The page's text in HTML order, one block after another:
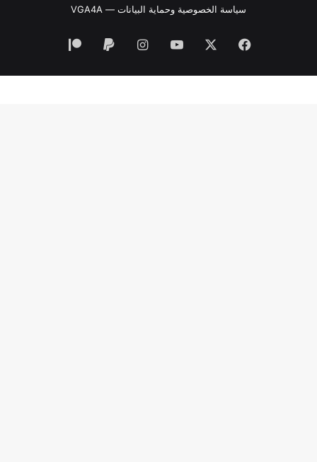
سياسة الخصوصية وحماية البيانات — VGA4A
فيسبوك ‫YouTubeانستقرام
‏Paypal
‫Patreon